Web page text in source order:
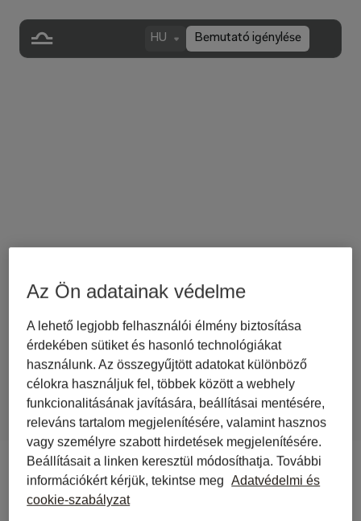
Bemutató igénylése
HU
back to journal
Libra őszi frissítés:
Az Ön adatainak védelme
A lehető legjobb felhasználói élmény biztosítása
érdekében sütiket és hasonló technológiákat
használunk. Az összegyűjtött adatokat különböző
célokra használjuk fel, többek között a webhely
funkcionalitásának javítására, beállításai mentésére,
releváns tartalom megjelenítésére, valamint hasznos
vagy személyre szabott hirdetések megjelenítésére.
Beállításait a linken keresztül módosíthatja. További
információkért kérjük, tekintse meg
Adatvédelmi és
cookie-szabályzat